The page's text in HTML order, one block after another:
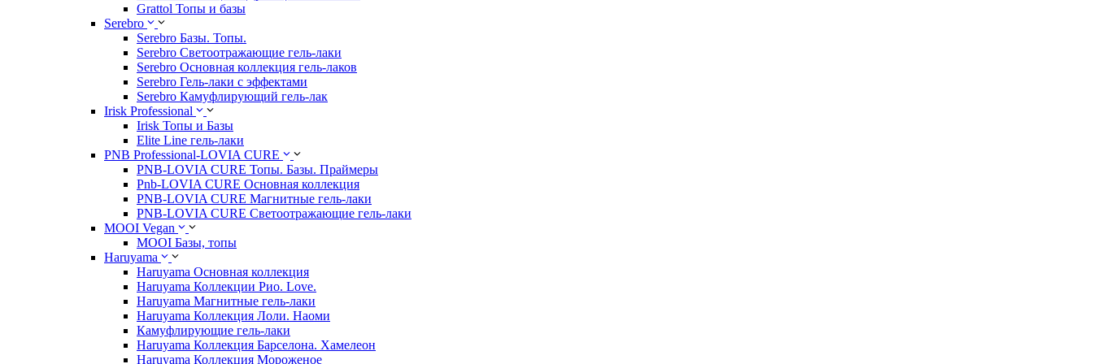
Grattol Топы и базы
Serebro
Serebro Базы. Топы.
Serebro Светоотражающие гель-лаки
Serebro Основная коллекция гель-лаков
Serebro Гель-лаки с эффектами
Serebro Камуфлирующий гель-лак
Irisk Professional
Irisk Топы и Базы
Elite Line гель-лаки
PNB Professional-LOVIA CURE
PNB-LOVIA CURE Топы. Базы. Праймеры
Pnb-LOVIA CURE Основная коллекция
PNB-LOVIA CURE Магнитные гель-лаки
PNB-LOVIA CURE Cветоотражающие гель-лаки
MOOI Vegan
MOOI Базы, топы
Haruyama
Haruyama Основная коллекция
Haruyama Коллекции Рио. Love.
Haruyama Магнитные гель-лаки
Haruyama Коллекция Лоли. Наоми
Камуфлирующие гель-лаки
Haruyama Коллекция Барселона. Хамелеон
Haruyama Коллекция Мороженое